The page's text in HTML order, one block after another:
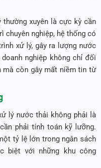
xuyên là cực kỳ cần
chuyên nghiệp, hệ thống có
xử lý, gây ra lượng nước
nghiệp không chỉ đối
mà còn gây mất niềm tin từ
lý nước thải không phải là
phải tính toán kỹ lưỡng.
tỷ lệ lớn trong ngân sách
biệt với những khu công